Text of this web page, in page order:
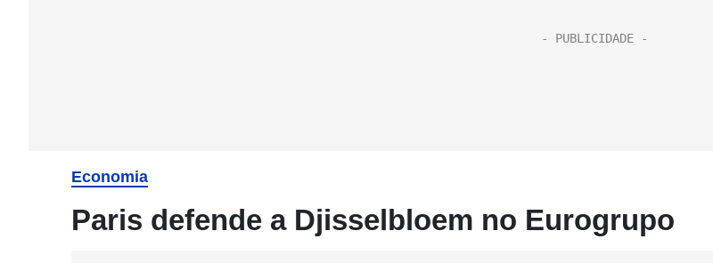
Economia
Paris defende a Djisselbloem no Eurogrupo